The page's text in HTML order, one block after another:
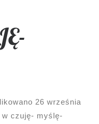
26 września
w czuję- myślę-